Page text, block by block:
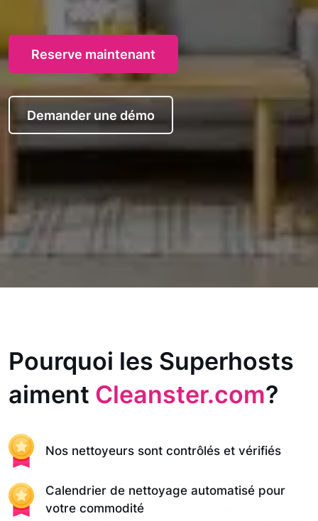
Reserve maintenant
Demander une démo
Pourquoi les Superhosts
aiment Cleanster.com?
Nos nettoyeurs sont contrôlés et vérifiés
Calendrier de nettoyage automatisé pour
votre commodité